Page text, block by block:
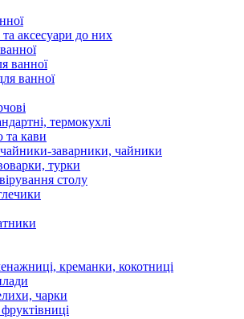
аксесуари до них
ванної
ванної
термокухлі
та кави
заварники, чайники
турки
столу
креманки, кокотниці
чарки